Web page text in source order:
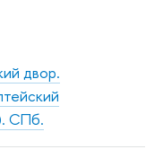
двор.
СПб.